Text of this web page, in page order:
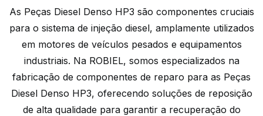
As Peças Diesel Denso HP3 são componentes cruciais
para o sistema de injeção diesel, amplamente utilizados
em motores de veículos pesados e equipamentos
industriais. Na ROBIEL, somos especializados na
fabricação de componentes de reparo para as Peças
Diesel Denso HP3, oferecendo soluções de reposição
de alta qualidade para garantir a recuperação do